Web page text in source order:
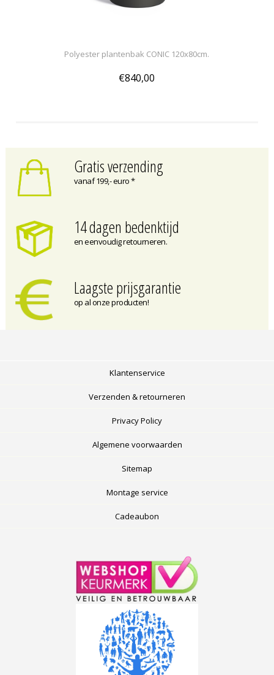
Polyester plantenbak CONIC 120x80cm.
€840,00
Gratis verzending
vanaf 199,- euro *
14 dagen bedenktijd
en eenvoudig retourneren.
Laagste prijsgarantie
op al onze producten!
Klantenservice
Verzenden & retourneren
Privacy Policy
Algemene voorwaarden
Sitemap
Montage service
Cadeaubon